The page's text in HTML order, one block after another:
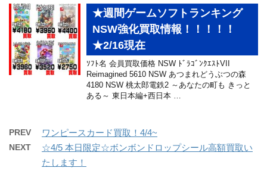
★週間ゲームソフトランキング
NSW強化買取情報！！！！！
★2/16現在
ｿﾌﾄ名 会員買取価格 NSW ﾄﾞﾗｺﾞﾝｸｴｽﾄVII
Reimagined 5610 NSW あつまれどうぶつの森
4180 NSW 桃太郎電鉄2 ～あなたの町も きっと
ある～ 東日本編+西日本 …
PREV ワンピースカード買取！4/4~
NEXT
☆4/5 本日限定☆ボンボンドロップシール高額買取い
たします！